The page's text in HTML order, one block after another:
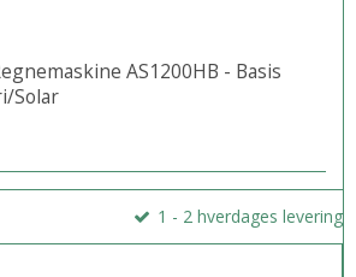
AS1200HB - Basis
Solar
1 - 2 hverdages levering